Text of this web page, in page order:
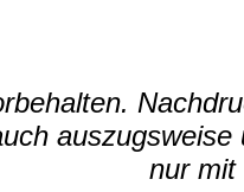
auszugsweise
nur mit